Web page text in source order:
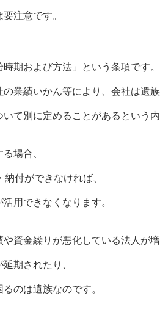
注意です。
期および方法」という条項です。
業績いかん等により、会社は遺
て別に定めることがあるという
場合、
付ができなければ、
用できなくなります。
資金繰りが悪化している法人が
期されたり、
のは遺族なのです。